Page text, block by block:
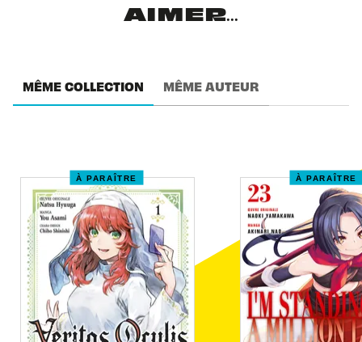
AIMER...
MÊME COLLECTION MÊME AUTEUR
À PARAÎTRE À PARAÎTRE